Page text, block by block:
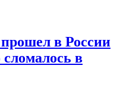
в России
в